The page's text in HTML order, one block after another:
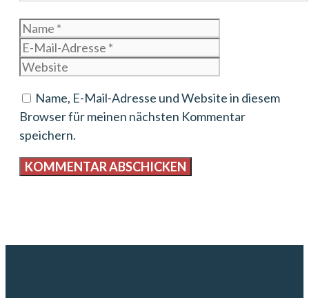
Name
Name, E-Mail-Adresse und Website in diesem
Browser für meinen nächsten Kommentar
speichern.